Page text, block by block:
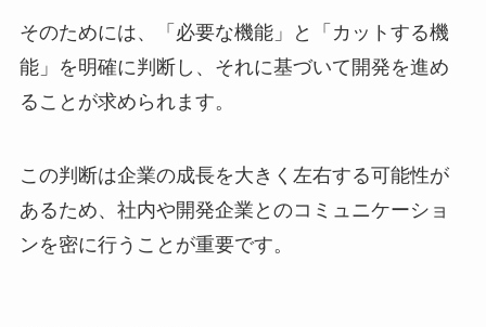
そのためには、「必要な機能」と「カットする機
能」を明確に判断し、それに基づいて開発を進め
ることが求められます。
この判断は企業の成長を大きく左右する可能性が
あるため、社内や開発企業とのコミュニケーショ
ンを密に行うことが重要です。